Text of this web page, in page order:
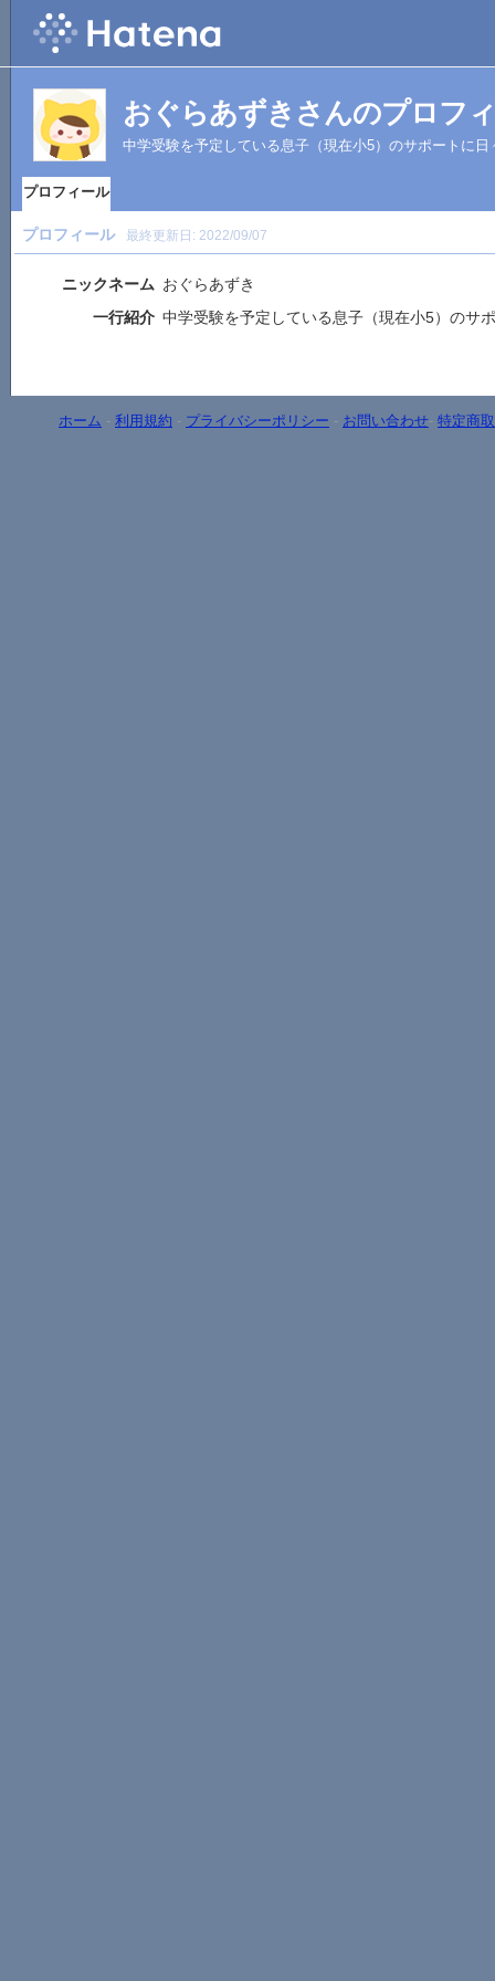
おぐらあずきさんのプロフ
中学受験を予定している息子（現在小5）のサポートに
プロフィール
プロフィール 最終更新日: 2022/09/07
ニックネーム おぐらあずき
一行紹介 中学受験を予定している息子（現在小5）のサ
ホーム - 利用規約 - プライバシーポリシー - お問い合わせ- 特定商